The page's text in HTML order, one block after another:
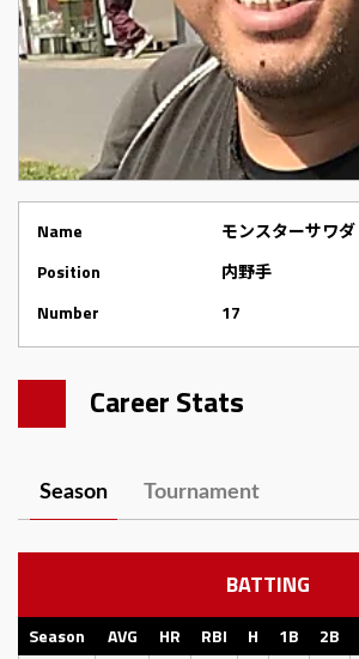
Name
モンスターサワダ
Position
内野手
Number
17
Career Stats
Season Tournament
BATTING
Season AVG HR RBI H 1B 2B